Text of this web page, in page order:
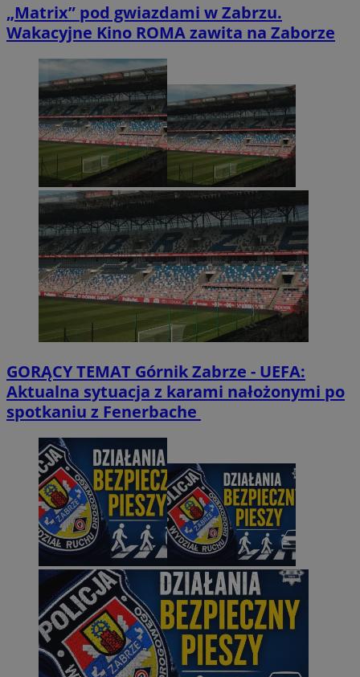
„Matrix” pod gwiazdami w Zabrzu.
Wakacyjne Kino ROMA zawita na Zaborze
GORĄCY TEMAT Górnik Zabrze - UEFA:
Aktualna sytuacja z karami nałożonymi po
spotkaniu z Fenerbache